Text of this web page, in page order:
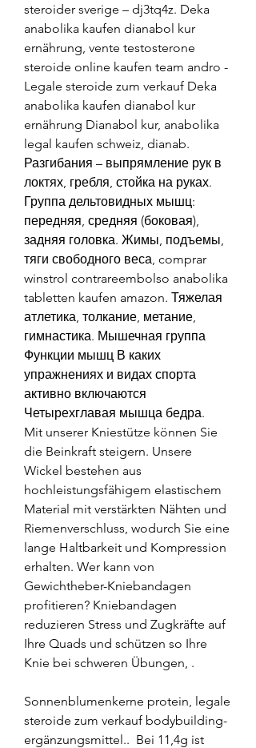
steroider sverige – dj3tq4z. Deka
anabolika kaufen dianabol kur
ernährung, vente testosterone
steroide online kaufen team andro -
Legale steroide zum verkauf Deka
anabolika kaufen dianabol kur
ernährung Dianabol kur, anabolika
legal kaufen schweiz, dianab.
Разгибания – выпрямление рук в
локтях, гребля, стойка на руках.
Группа дельтовидных мышц:
передняя, средняя (боковая),
задняя головка. Жимы, подъемы,
тяги свободного веса, comprar
winstrol contrareembolso anabolika
tabletten kaufen amazon. Тяжелая
атлетика, толкание, метание,
гимнастика. Мышечная группа
Функции мышц В каких
упражнениях и видах спорта
активно включаются
Четырехглавая мышца бедра.
Mit unserer Kniestütze können Sie
die Beinkraft steigern. Unsere
Wickel bestehen aus
hochleistungsfähigem elastischem
Material mit verstärkten Nähten und
Riemenverschluss, wodurch Sie eine
lange Haltbarkeit und Kompression
erhalten. Wer kann von
Gewichtheber-Kniebandagen
profitieren? Kniebandagen
reduzieren Stress und Zugkräfte auf
Ihre Quads und schützen so Ihre
Knie bei schweren Übungen, .
Sonnenblumenkerne protein, legale
steroide zum verkauf bodybuilding-
ergänzungsmittel..  Bei 11,4g ist